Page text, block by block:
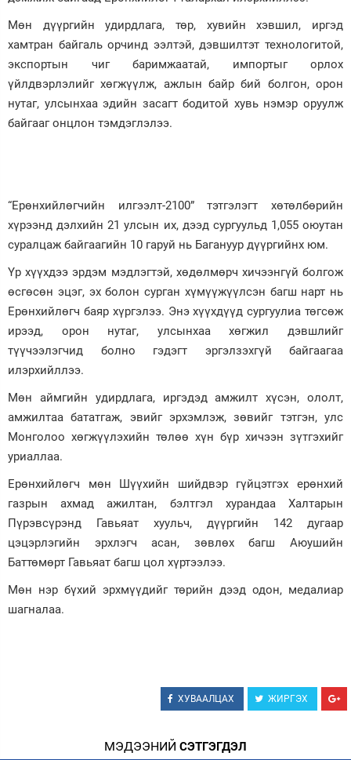
Мөн дүүргийн удирдлага, төр, хувийн хэвшил, иргэд
хамтран байгаль орчинд ээлтэй, дэвшилтэт технологитой,
экспортын чиг баримжаатай, импортыг орлох
үйлдвэрлэлийг хөгжүүлж, ажлын байр бий болгон, орон
нутаг, улсынхаа эдийн засагт бодитой хувь нэмэр оруулж
байгааг онцлон тэмдэглэлээ.
“Ерөнхийлөгчийн илгээлт-2100” тэтгэлэгт хөтөлбөрийн
хүрээнд дэлхийн 21 улсын их, дээд сургуульд 1,055 оюутан
суралцаж байгаагийн 10 гаруй нь Багануур дүүргийнх юм.
Үр хүүхдээ эрдэм мэдлэгтэй, хөдөлмөрч хичээнгүй болгож
өсгөсөн эцэг, эх болон сурган хүмүүжүүлсэн багш нарт нь
Ерөнхийлөгч баяр хүргэлээ. Энэ хүүхдүүд сургуулиа төгсөж
ирээд, орон нутаг, улсынхаа хөгжил дэвшлийг
түүчээлэгчид болно гэдэгт эргэлзэхгүй байгаагаа
илэрхийллээ.
Мөн аймгийн удирдлага, иргэдэд амжилт хүсэн, ололт,
амжилтаа бататгаж, эвийг эрхэмлэж, зөвийг тэтгэн, улс
Монголоо хөгжүүлэхийн төлөө хүн бүр хичээн зүтгэхийг
уриаллаа.
Ерөнхийлөгч мөн Шүүхийн шийдвэр гүйцэтгэх ерөнхий
газрын ахмад ажилтан, бэлтгэл хурандаа Халтарын
Пүрэвсүрэнд Гавьяат хуульч, дүүргийн 142 дугаар
цэцэрлэгийн эрхлэгч асан, зөвлөх багш Аюушийн
Баттөмөрт Гавьяат багш цол хүртээлээ.
Мөн нэр бүхий эрхмүүдийг төрийн дээд одон, медалиар
шагналаа.
ХУВААЛЦАХ ЖИРГЭХ
МЭДЭЭНИЙ СЭТГЭГДЭЛ